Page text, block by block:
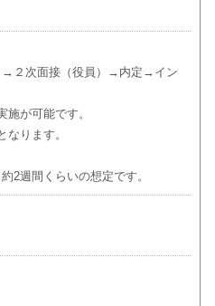
→２次面接（役員）→内定→イン
が可能です。
ります。
2週間くらいの想定です。